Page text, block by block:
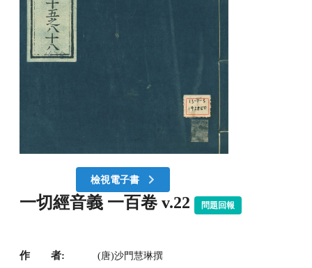
檢視電子書
一切經音義 一百卷 v.22 問題回報
作 者: (唐)沙門慧琳撰